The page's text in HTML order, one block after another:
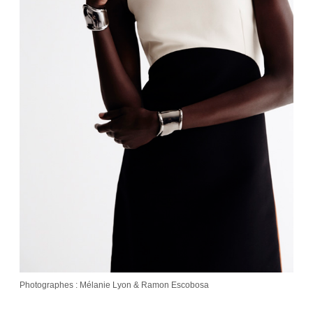
Photographes : Mélanie Lyon & Ramon Escobosa